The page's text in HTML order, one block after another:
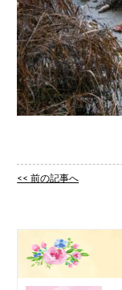
<< 前の記事へ